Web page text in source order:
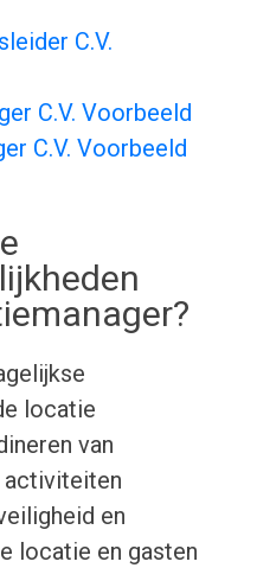
C.V.
C.V. Voorbeeld
C.V. Voorbeeld
locatie
van
activiteiten
en
locatie en gasten